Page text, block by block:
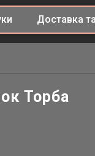
Доставка
Торба